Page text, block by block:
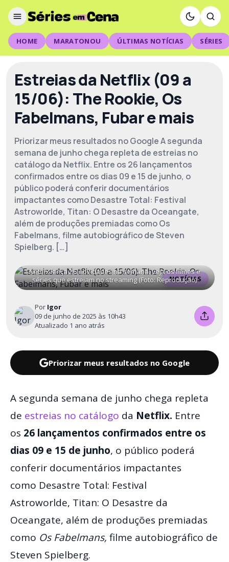
HOME MARATONOU ÚLTIMAS NOTÍCIAS SÉRIES
Estreias da Netflix (09 a
15/06): The Rookie, Os
Fabelmans, Fubar e mais
Priorizar meus resultados no Google A segunda
semana de junho chega repleta de estreias no
catálogo da Netflix. Entre os 26 lançamentos
confirmados entre os dias 09 e 15 de junho, o
público poderá conferir documentários
impactantes como Desastre Total: Festival
Astroworlde, Titan: O Desastre da Oceangate,
além de produções premiadas como Os
Fabelmans, filme autobiográfico de Steven
Spielberg. […]
NOTÍCIAS
Netflix lança 26 novidades na semana: veja os filmes e
séries que estreiam no streaming (Foto: Reprodução)
Por Igor
09 de junho de 2025 às 10h43
Atualizado 1 ano atrás
Priorizar meus resultados no Google
A segunda semana de junho chega repleta
de estreias no catálogo da Netflix. Entre
os 26 lançamentos confirmados entre os
dias 09 e 15 de junho, o público poderá
conferir documentários impactantes
como Desastre Total: Festival
Astroworlde, Titan: O Desastre da
Oceangate, além de produções premiadas
como Os Fabelmans, filme autobiográfico de
Steven Spielberg.